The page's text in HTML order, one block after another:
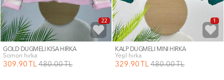
22
GOLD DÜĞMELİ KISA HIRKA
somon hırka
309.90 TL 480.00TL
1
KALP DÜĞMELİ MİNİ HIRKA
yeşil hırka
329.90 TL 480.00TL